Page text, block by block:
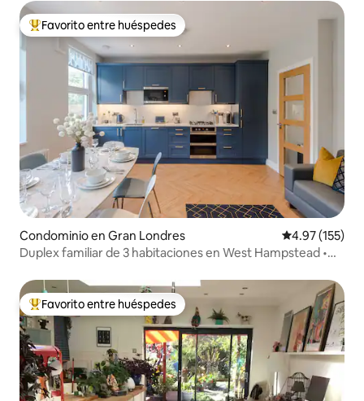
De los mejores en Favorito entre huéspedes
Favorito entre huéspedes
Condominio en Gran Londres Calificación
4.97 (155)
Duplex familiar de 3 habitaciones en West Hampstead •
De los mejores en Favorito entre huéspedes
Favorito entre huéspedes